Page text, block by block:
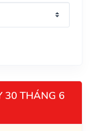
30 THÁNG 6